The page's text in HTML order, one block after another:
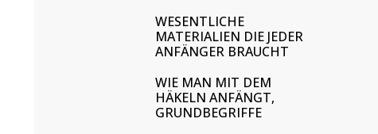
WESENTLICHE
MATERIALIEN DIE JEDER
ANFÄNGER BRAUCHT
WIE MAN MIT DEM
HÄKELN ANFÄNGT,
GRUNDBEGRIFFE